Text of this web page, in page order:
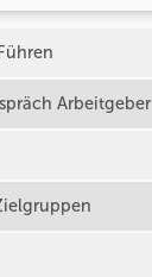
Arbeitgeber